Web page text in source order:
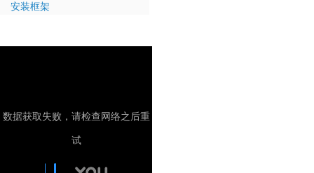
安装框架